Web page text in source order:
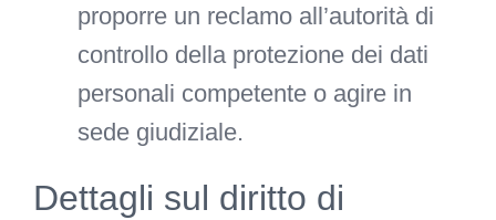
proporre un reclamo all’autorità di
controllo della protezione dei dati
personali competente o agire in
sede giudiziale.
Dettagli sul diritto di